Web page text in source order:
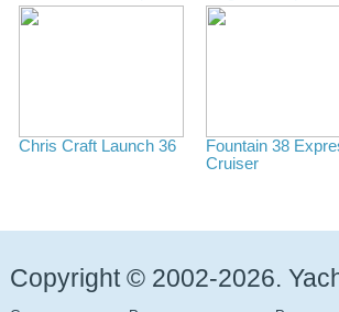
Chris Craft Launch 36
Fountain 38
Cruiser
Copyright © 2002-2026.